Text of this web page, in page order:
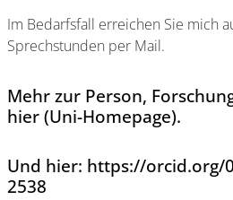
Im Bedarfsfall erreichen Sie mich
Sprechstunden per Mail.
Mehr zur Person,
hier (Uni-Homepage).
Und hier: https://orcid.org/
2538